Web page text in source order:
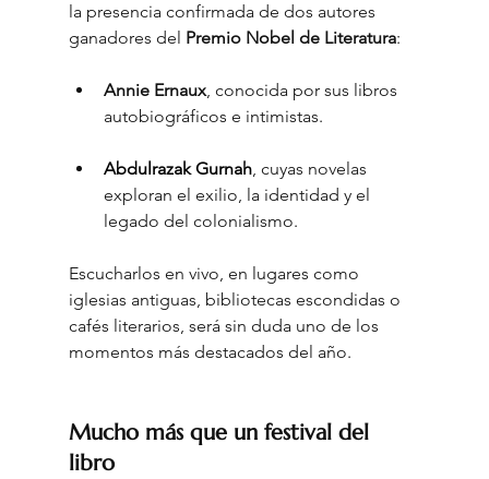
la presencia confirmada de dos autores
ganadores del Premio Nobel de Literatura:
Annie Ernaux, conocida por sus libros
autobiográficos e intimistas.
Abdulrazak Gurnah, cuyas novelas
exploran el exilio, la identidad y el
legado del colonialismo.
Escucharlos en vivo, en lugares como
iglesias antiguas, bibliotecas escondidas o
cafés literarios, será sin duda uno de los
momentos más destacados del año.
Mucho más que un festival del
libro